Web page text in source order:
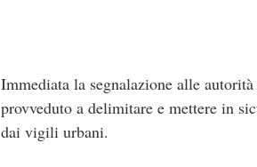
Immediata la segnalazione alle
provveduto a delimitare e mettere in
dai vigili urbani.